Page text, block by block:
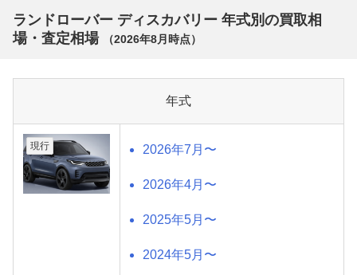
ランドローバー ディスカバリー 年式別の買取相
場・査定相場
（2026年8月 時点）
年式
現行 2026年7月〜
2026年4月〜
2025年5月〜
2024年5月〜